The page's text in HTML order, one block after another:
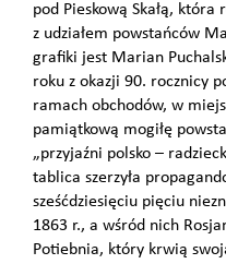
pod Pieskową Skałą,
z udziałem powstańców
grafiki jest Marian
roku z okazji 90. rocznicy
ramach obchodów, w
pamiątkową mogiłę
„przyjaźni polsko –
tablica szerzyła
sześćdziesięciu pięciu
1863 r., a wśród nich
Potiebnia, który krwią